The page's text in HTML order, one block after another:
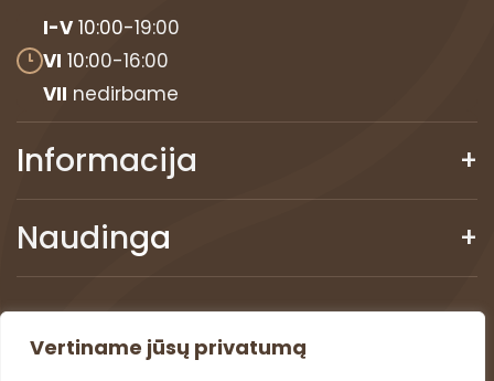
Vertiname jūsų privatumą
I-V 10:00-19:00
VI 10:00-16:00
VII nedirbame
Informacija
Naudinga
Naujienlaiškis